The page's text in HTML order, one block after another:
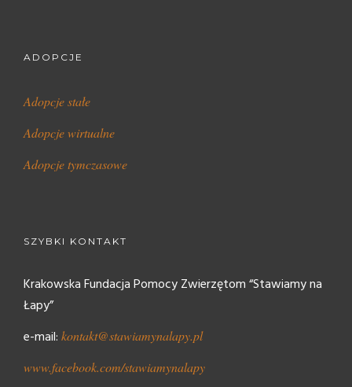
ADOPCJE
Adopcje stałe
Adopcje wirtualne
Adopcje tymczasowe
SZYBKI KONTAKT
Krakowska Fundacja Pomocy Zwierzętom “Stawiamy na
Łapy”
e-mail: kontakt@stawiamynalapy.pl
www.facebook.com/stawiamynalapy